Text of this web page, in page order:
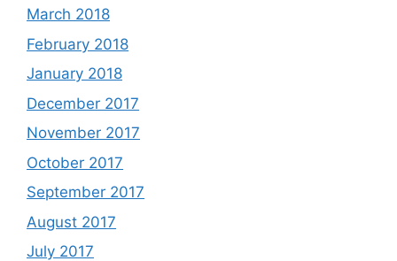
March 2018
February 2018
January 2018
December 2017
November 2017
October 2017
September 2017
August 2017
July 2017